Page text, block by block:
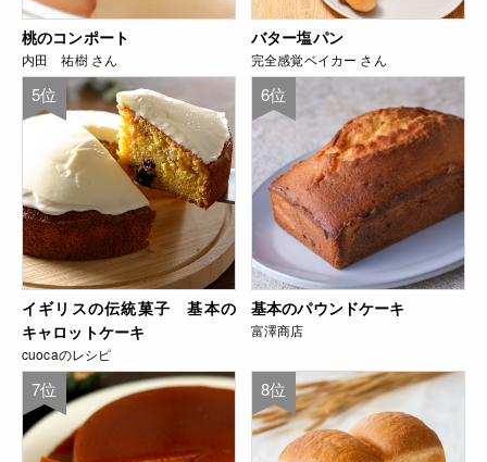
桃のコンポート
内田 祐樹 さん
バター塩パン
完全感覚ベイカー さん
5位
イギリスの伝統菓子 基本の
キャロットケーキ
cuocaのレシピ
6位
基本のパウンドケーキ
富澤商店
7位 8位